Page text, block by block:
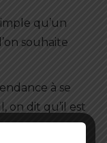
qu’un
souhaite
à se
on dit qu’il est